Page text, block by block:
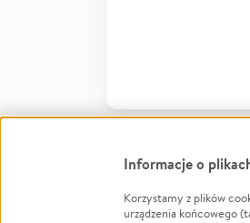
Informacje o
Korzystamy z plików
urządzenia końcowego